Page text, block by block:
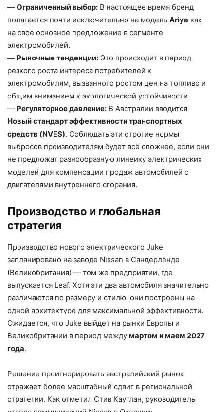
— Ограниченный выбор: В настоящее время бренд
полагается почти исключительно на модель Ariya как
на свое основное предложение в сегменте
электромобилей.
— Рыночные тенденции: Это происходит в период
резкого роста интереса потребителей к
электромобилям, вызванного ростом цен на топливо и
общим вниманием к экологической устойчивости.
— Регуляторное давление: В Австралии вводится
Новый стандарт эффективности транспортных
средств (NVES). Соблюдать эти строгие нормы
выбросов производителям будет всё сложнее, если они
не предложат разнообразную линейку электрических
моделей для компенсации продаж автомобилей с
двигателями внутреннего сгорания.
Производство и глобальная
стратегия
Производство нового электрического Juke
запланировано на заводе Nissan в Сандерленде
(Великобритания) — том же предприятии, где
выпускается Leaf. Хотя эти два автомобиля значительно
различаются по размеру и стилю, они построены на
одной архитектуре для максимальной эффективности.
Ожидается, что Juke выйдет на рынки Европы и
Великобритании в период между мартом и маем 2027
года.
Решение проигнорировать австралийский рынок
отражает более масштабный сдвиг в региональной
стратегии. Как отметил Стив Кауглан, руководитель